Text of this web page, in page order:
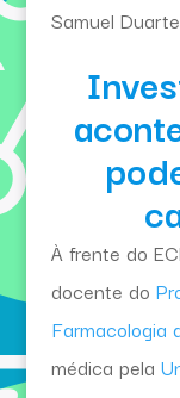
Samuel
À frente do
docente do
Farmacologia
médica pela